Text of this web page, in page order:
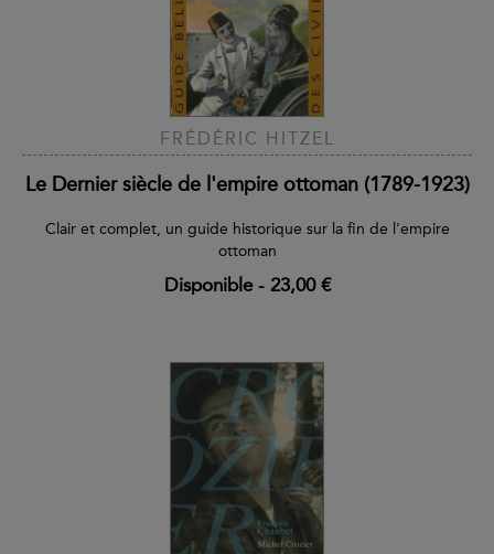
FRÉDÉRIC HITZEL
Le Dernier siècle de l'empire ottoman (1789-1923)
Clair et complet, un guide historique sur la fin de l'empire
ottoman
Disponible- 23,00 €